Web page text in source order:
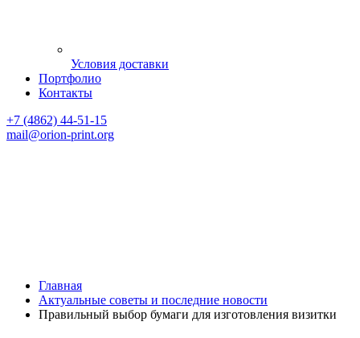
Условия доставки
Портфолио
Контакты
+7 (4862) 44-51-15
mail@orion-print.org
Главная
Актуальные советы и последние новости
Правильный выбор бумаги для изготовления визитки